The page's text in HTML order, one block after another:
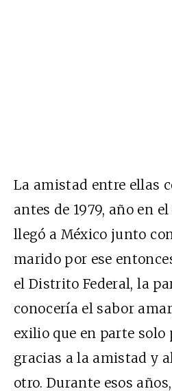
La amistad entre ellas
antes de 1979, año en
llegó a México junto
marido por ese
el Distrito Federal, la
conocería el sabor
exilio que en parte solo
gracias a la amistad y
otro. Durante esos